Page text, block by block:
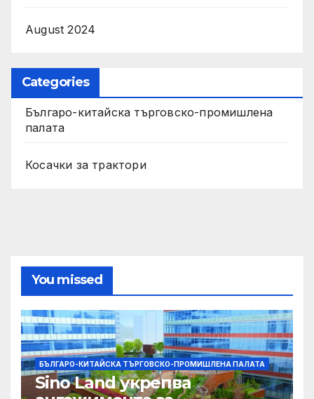
August 2024
Categories
Българо-китайска търговско-промишлена
палата
Косачки за трактори
You missed
БЪЛГАРО-КИТАЙСКА ТЪРГОВСКО-ПРОМИШЛЕНА ПАЛАТА
Sino Land укрепва